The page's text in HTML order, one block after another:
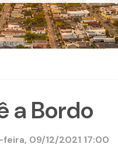
a Bordo
09/12/2021 17:00